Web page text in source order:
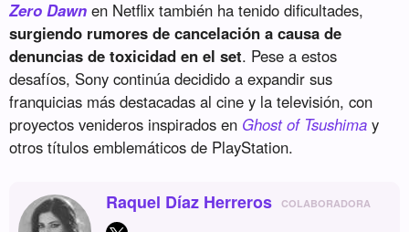
Zero Dawn en Netflix también ha tenido dificultades,
surgiendo rumores de cancelación a causa de
denuncias de toxicidad en el set. Pese a estos
desafíos, Sony continúa decidido a expandir sus
franquicias más destacadas al cine y la televisión, con
proyectos venideros inspirados en Ghost of Tsushima y
otros títulos emblemáticos de PlayStation.
Raquel Díaz Herreros COLABORADORA